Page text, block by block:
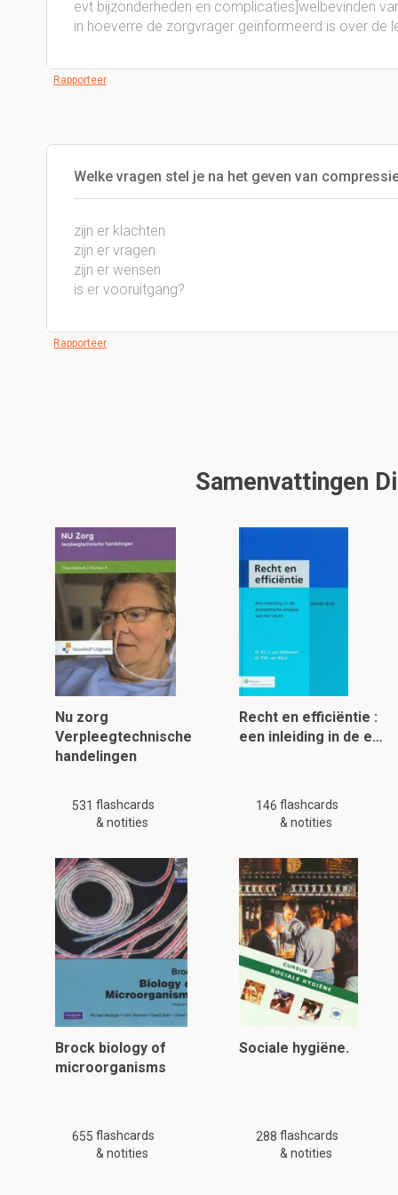
evt bijzonderheden en complicaties]welbevinden
in hoeverre de zorgvrager geïnformeerd is over de
Rapporteer
Welke vragen stel je na het geven van
zijn er klachten
zijn er vragen
zijn er wensen
is er vooruitgang?
Rapporteer
Samenvattingen
Nu zorg
Verpleegtechnische
handelingen
531 flashcards
& notities
Recht en efficiëntie :
een inleiding in de e…
146 flashcards
& notities
Brock biology of
microorganisms
655 flashcards
& notities
Sociale hygiëne.
288 flashcards
& notities